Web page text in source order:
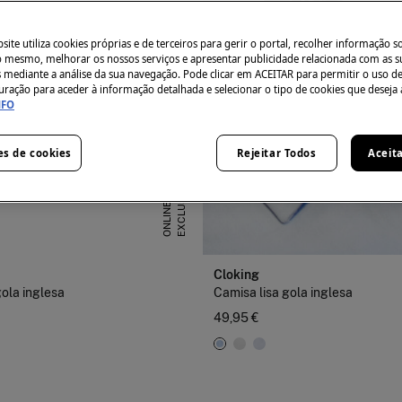
E
X
C
L
U
S
I
V
E
O
N
L
I
N
E
inglesa
Cloking
Camisa lisa gola inglesa
49,95 €
utiliza cookies próprias e de terceiros para gerir o portal, recolher informação
mesmo, melhorar os nossos serviços e apresentar publicidade relacionada com as
a análise da sua navegação. Pode clicar em ACEITAR para permitir o uso
para aceder à informação detalhada e selecionar o tipo de cookies que deseja
Rejeitar Todos
de cookies